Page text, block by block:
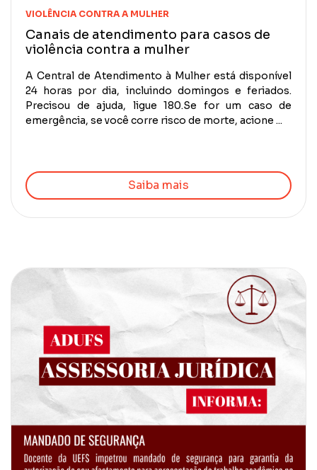
VIOLÊNCIA CONTRA A MULHER
Canais de atendimento para casos de
violência contra a mulher
A Central de Atendimento à Mulher está disponível
24 horas por dia, incluindo domingos e feriados.
Precisou de ajuda, ligue 180.Se for um caso de
emergência, se você corre risco de morte, acione ...
Saiba mais